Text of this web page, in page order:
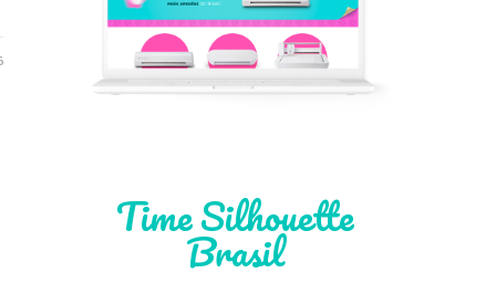
Time Silhouette
Brasil
Léia Pastori
Thiara Ney